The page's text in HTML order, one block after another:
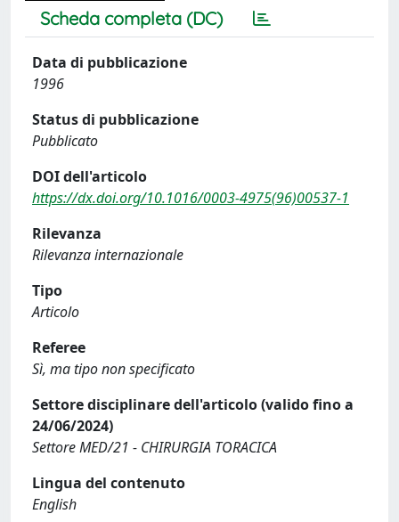
Scheda completa (DC)
Data di pubblicazione
1996
Status di pubblicazione
Pubblicato
DOI dell'articolo
https://dx.doi.org/10.1016/0003-4975(96)00537-1
Rilevanza
Rilevanza internazionale
Tipo
Articolo
Referee
Sì, ma tipo non specificato
Settore disciplinare dell'articolo (valido fino a
24/06/2024)
Settore MED/21 - CHIRURGIA TORACICA
Lingua del contenuto
English